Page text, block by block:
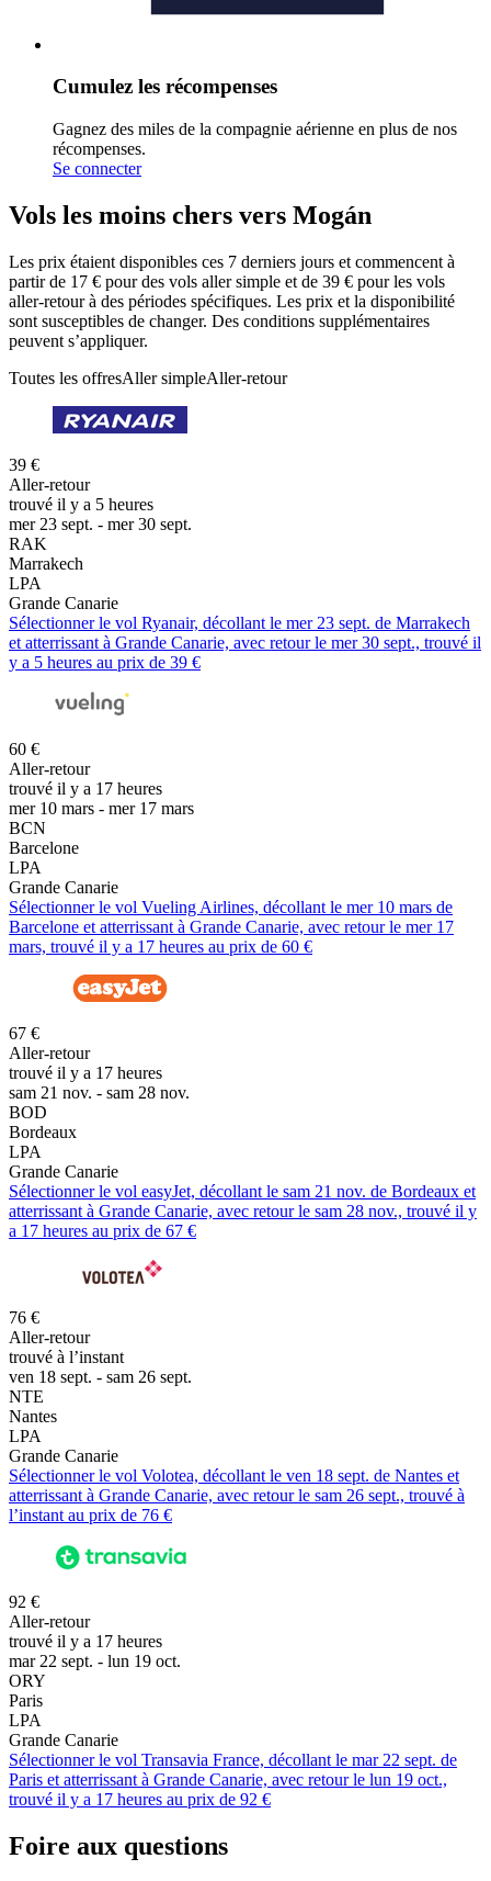
Cumulez les récompenses
Gagnez des miles de la compagnie aérienne en plus de nos
récompenses.
Se connecter
Vols les moins chers vers Mogán
Les prix étaient disponibles ces 7 derniers jours et commencent à
partir de 17 € pour des vols aller simple et de 39 € pour les vols
aller-retour à des périodes spécifiques. Les prix et la disponibilité
sont susceptibles de changer. Des conditions supplémentaires
peuvent s’appliquer.
Toutes les offresAller simpleAller-retour
39 €
Aller-retour
trouvé il y a 5 heures
mer 23 sept. - mer 30 sept.
RAK
Marrakech
LPA
Grande Canarie
Sélectionner le vol Ryanair, décollant le mer 23 sept. de Marrakech
et atterrissant à Grande Canarie, avec retour le mer 30 sept., trouvé il
y a 5 heures au prix de 39 €
60 €
Aller-retour
trouvé il y a 17 heures
mer 10 mars - mer 17 mars
BCN
Barcelone
LPA
Grande Canarie
Sélectionner le vol Vueling Airlines, décollant le mer 10 mars de
Barcelone et atterrissant à Grande Canarie, avec retour le mer 17
mars, trouvé il y a 17 heures au prix de 60 €
67 €
Aller-retour
trouvé il y a 17 heures
sam 21 nov. - sam 28 nov.
BOD
Bordeaux
LPA
Grande Canarie
Sélectionner le vol easyJet, décollant le sam 21 nov. de Bordeaux et
atterrissant à Grande Canarie, avec retour le sam 28 nov., trouvé il y
a 17 heures au prix de 67 €
76 €
Aller-retour
trouvé à l’instant
ven 18 sept. - sam 26 sept.
NTE
Nantes
LPA
Grande Canarie
Sélectionner le vol Volotea, décollant le ven 18 sept. de Nantes et
atterrissant à Grande Canarie, avec retour le sam 26 sept., trouvé à
l’instant au prix de 76 €
92 €
Aller-retour
trouvé il y a 17 heures
mar 22 sept. - lun 19 oct.
ORY
Paris
LPA
Grande Canarie
Sélectionner le vol Transavia France, décollant le mar 22 sept. de
Paris et atterrissant à Grande Canarie, avec retour le lun 19 oct.,
trouvé il y a 17 heures au prix de 92 €
Foire aux questions